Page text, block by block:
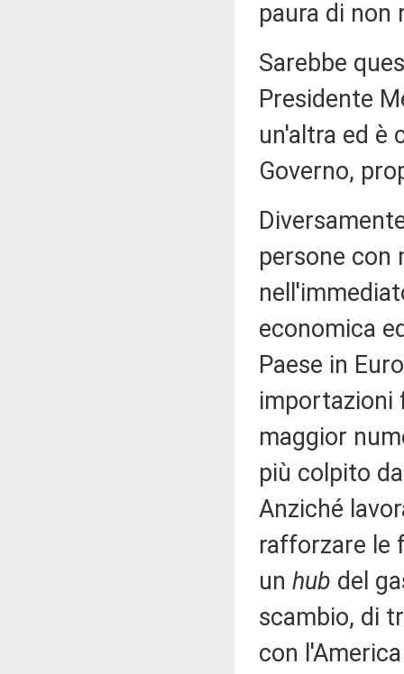
paura di non
Sarebbe
Presidente
un'altra ed è
Governo,
persone con
economica
Paese in
importazioni
maggior
più colpito
Anziché
rafforzare le
un hub del
scambio, di
con